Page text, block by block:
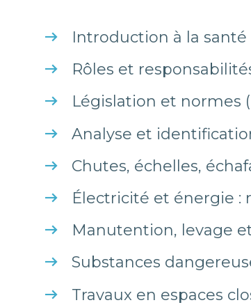
Introduction à la
Rôles et
Législation et normes
Analyse et
Chutes, échelles,
Électricité et énergie :
Manutention, levage
Substances
Travaux en espaces